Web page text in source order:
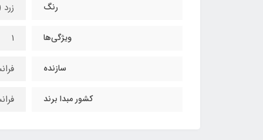
رنگ
ویژگی‌ها ۱
سازنده
کشور مبدا برند